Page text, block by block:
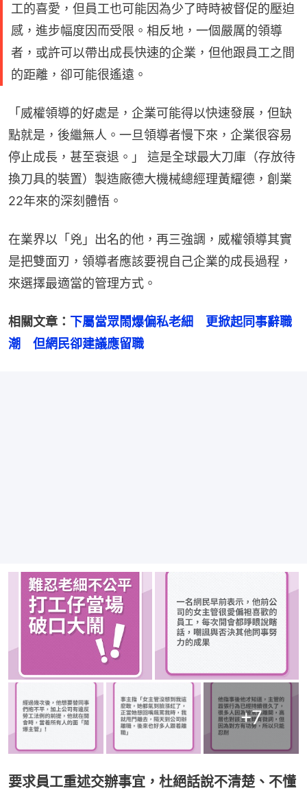
工的喜愛，但員工也可能因為少了時時被督促的壓迫
感，進步幅度因而受限。相反地，一個嚴厲的領導
者，或許可以帶出成長快速的企業，但他跟員工之間
的距離，卻可能很遙遠。
「威權領導的好處是，企業可能得以快速發展，但缺
點就是，後繼無人。一旦領導者慢下來，企業很容易
停止成長，甚至衰退。」 這是全球最大刀庫（存放待
換刀具的裝置）製造廠德大機械總經理黃耀德，創業
22年來的深刻體悟。
在業界以「兇」出名的他，再三強調，威權領導其實
是把雙面刃，領導者應該要視自己企業的成長過程，
來選擇最適當的管理方式。
相關文章： 下屬當眾鬧爆偏私老細　更掀起同事辭職
潮　但網民卻建議應留職
+7
要求員工重述交辦事宜，杜絕話說不清楚、不懂